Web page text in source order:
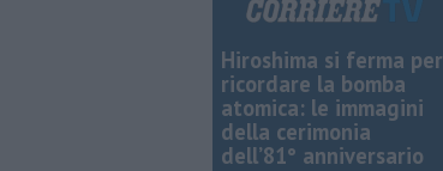
Hiroshima si ferma per
ricordare la bomba
atomica: le immagini
della cerimonia
dell’81° anniversario